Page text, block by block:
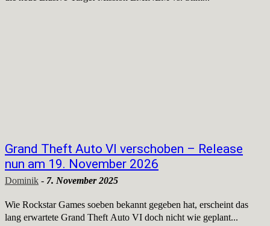
Grand Theft Auto VI verschoben – Release
nun am 19. November 2026
Dominik - 7. November 2025
Wie Rockstar Games soeben bekannt gegeben hat, erscheint das
lang erwartete Grand Theft Auto VI doch nicht wie geplant...